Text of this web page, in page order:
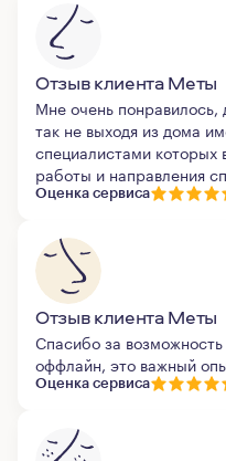
Отзыв клиента Меты
Мне очень понравилось,
так не выходя из дома
специалистами которых
работы и направления
Оценка сервиса
Отзыв клиента Меты
Спасибо за
оффлайн, это важный
Оценка сервиса